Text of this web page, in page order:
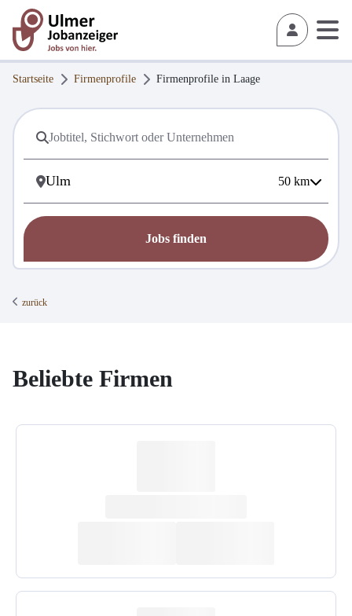
Startseite Firmenprofile Firmenprofile in Laage
50 km
Jobs finden
zurück
Beliebte Firmen